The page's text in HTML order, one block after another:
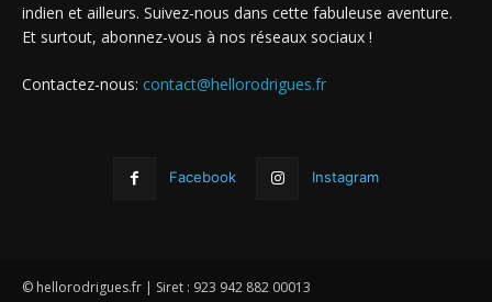
indien et ailleurs. Suivez-nous dans cette fabuleuse aventure.
Et surtout, abonnez-vous à nos réseaux sociaux !
Contactez-nous: contact@hellorodrigues.fr
Facebook Instagram
© hellorodrigues.fr | Siret : 923 942 882 00013